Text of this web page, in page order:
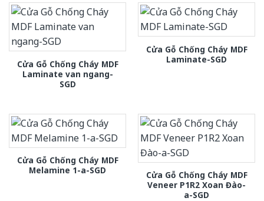
Cửa Gỗ Chống Cháy MDF
Laminate van ngang-
SGD
Cửa Gỗ Chống Cháy MDF
Laminate-SGD
Cửa Gỗ Chống Cháy MDF
Melamine 1-a-SGD
Cửa Gỗ Chống Cháy MDF
Veneer P1R2 Xoan Đào-
a-SGD